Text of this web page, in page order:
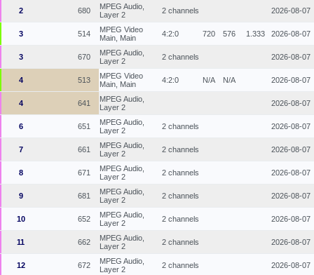
2 680
MPEG Audio,
Layer 2
2 channels 2026-08-07
3 514
MPEG Video
Main, Main
4:2:0 720 576 1.333 2026-08-07
3 670
MPEG Audio,
Layer 2
2 channels 2026-08-07
4 513
MPEG Video
Main, Main
4:2:0 N/A N/A 2026-08-07
4 641
MPEG Audio,
Layer 2
2026-08-07
6 651
MPEG Audio,
Layer 2
2 channels 2026-08-07
7 661
MPEG Audio,
Layer 2
2 channels 2026-08-07
8 671
MPEG Audio,
Layer 2
2 channels 2026-08-07
9 681
MPEG Audio,
Layer 2
2 channels 2026-08-07
10 652
MPEG Audio,
Layer 2
2 channels 2026-08-07
11 662
MPEG Audio,
Layer 2
2 channels 2026-08-07
12 672
MPEG Audio,
Layer 2
2 channels 2026-08-07